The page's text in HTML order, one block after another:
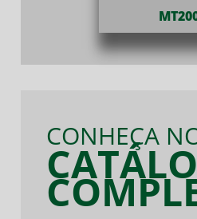
CONHEÇA